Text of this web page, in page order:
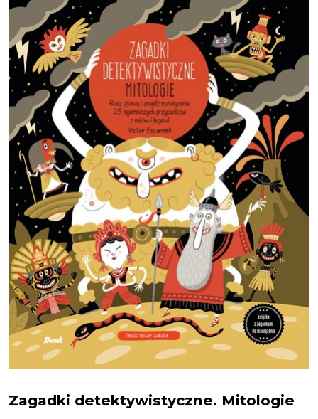
Zagadki detektywistyczne. Mitologie